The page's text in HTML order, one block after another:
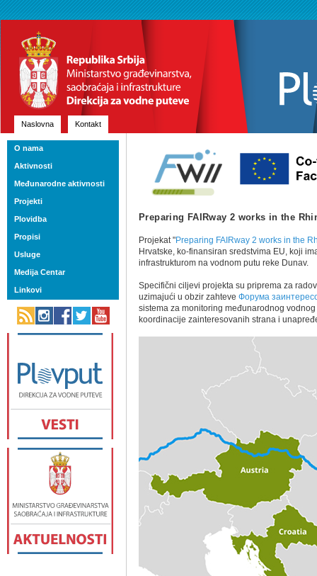
Naslovna Kontakt
Preparing FAIRway 2 works in the
Projekat "Preparing FAIRway 2 works in the
Hrvatske, ko-finansiran sredstvima EU, koji
infrastrukturom na vodnom putu reke Dunav.
Specifični cilјevi projekta su priprema za
uzimajući u obzir zahteveФорума
sistema za monitoring međunarodnog
koordinacije zainteresovanih strana i
O nama
Aktivnosti
Međunarodne aktivnosti
Projekti
Plovidba
Propisi
Usluge
Medija Centar
Linkovi